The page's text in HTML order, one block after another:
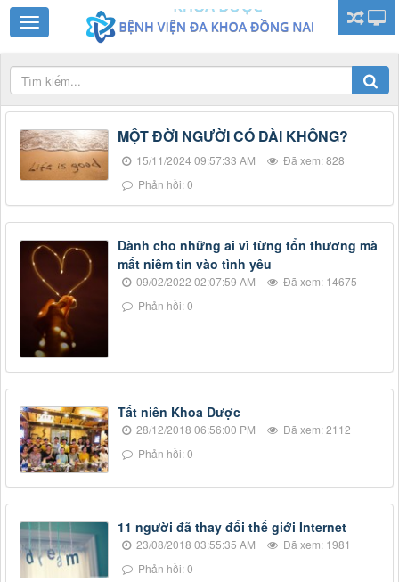
MỘT ĐỜI NGƯỜI CÓ DÀI KHÔNG?
15/11/2024 09:57:33 AM
Đã xem: 828
Phản hồi: 0
Dành cho những ai vì từng tổn thương mà
mất niềm tin vào tình yêu
09/02/2022 02:07:59 AM
Đã xem: 14675
Phản hồi: 0
Tất niên Khoa Dược
28/12/2018 06:56:00 PM
Đã xem: 2112
Phản hồi: 0
11 người đã thay đổi thế giới Internet
23/08/2018 03:55:35 AM
Đã xem: 1981
Phản hồi: 0